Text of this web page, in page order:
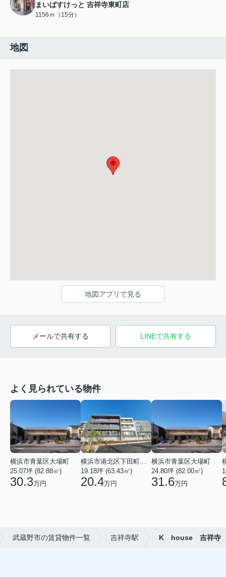
まいばすけっと 吉祥寺東町店
1156ｍ（15分）
地図
地図アプリで見る
メールで共有する LINEで共有する
よく見られている物件
横浜市青葉区大場町
25.07坪 (82.88㎡)
30.3万円
19.18坪 (63.43㎡)
20.4万円
横浜市青葉区大場町
24.80坪 (82.00㎡)
31.6万円
武蔵野市の賃貸物件一覧 吉祥寺駅 K house 吉祥寺